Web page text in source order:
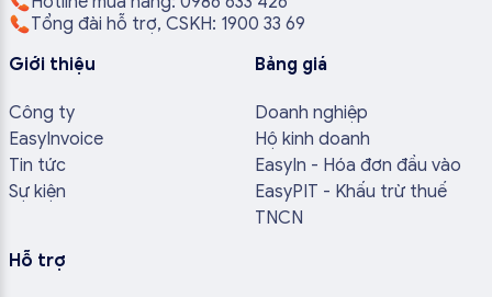
Tổng đài hỗ trợ, CSKH: 1900 33 69
Giới thiệu
Công ty
EasyInvoice
Tin tức
Sự kiện
Bảng giá
Doanh nghiệp
Hộ kinh doanh
EasyIn - Hóa đơn đầu vào
EasyPIT - Khấu trừ thuế
TNCN
Hỗ trợ